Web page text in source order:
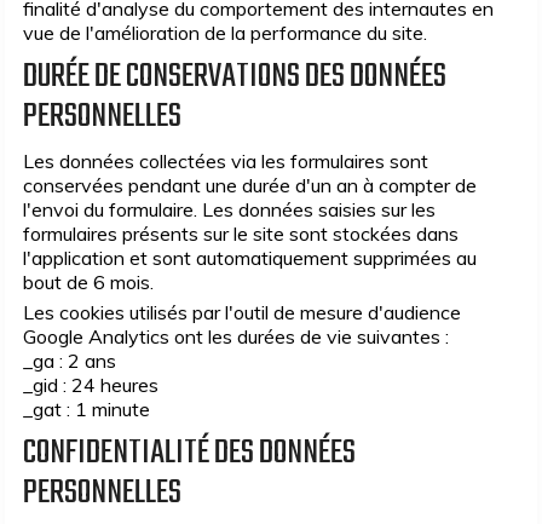
finalité d'analyse du comportement des internautes en
vue de l'amélioration de la performance du site.
DURÉE DE CONSERVATIONS DES DONNÉES
PERSONNELLES
Les données collectées via les formulaires sont
conservées pendant une durée d'un an à compter de
l'envoi du formulaire. Les données saisies sur les
formulaires présents sur le site sont stockées dans
l'application et sont automatiquement supprimées au
bout de 6 mois.
Les cookies utilisés par l'outil de mesure d'audience
Google Analytics ont les durées de vie suivantes :
_ga : 2 ans
_gid : 24 heures
_gat : 1 minute
CONFIDENTIALITÉ DES DONNÉES
PERSONNELLES